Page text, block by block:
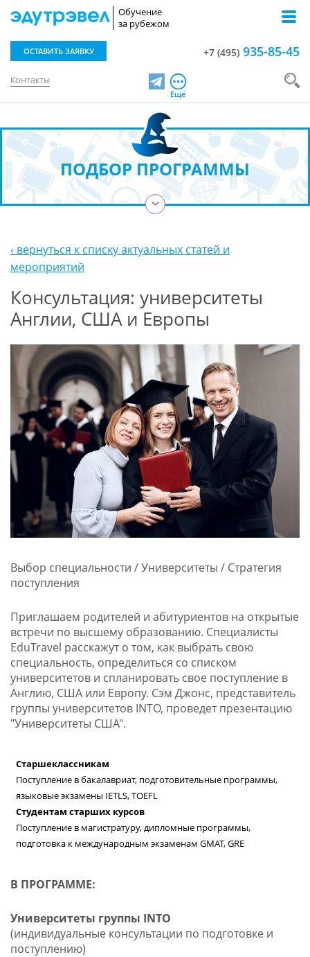
Обучение
за рубежом
Контакты
ОСТАВИТЬ ЗАЯВКУ +7 (495) 935-85-45
TelegramЕщё
ПОДБОР ПРОГРАММЫ
›
‹ вернуться к списку актуальных статей и
мероприятий
Консультация: университеты
Англии, США и Европы
Выбор специальности / Университеты / Стратегия
поступления
Приглашаем родителей и абитуриентов на открытые
встречи по высшему образованию. Специалисты
EduTravel расскажут о том, как выбрать свою
специальность, определиться со списком
университетов и спланировать свое поступление в
Англию, США или Европу. Сэм Джонс, представитель
группы университетов INTO, проведет презентацию
"Университеты США".
Старшеклассникам
Поступление в бакалавриат, подготовительные программы,
языковые экзамены IETLS, TOEFL
Студентам старших курсов
Поступление в магистратуру, дипломные программы,
подготовка к международным экзаменам GMAT, GRE
В ПРОГРАММЕ:
Университеты группы INTO
(индивидуальные консультации по подготовке и
поступлению)